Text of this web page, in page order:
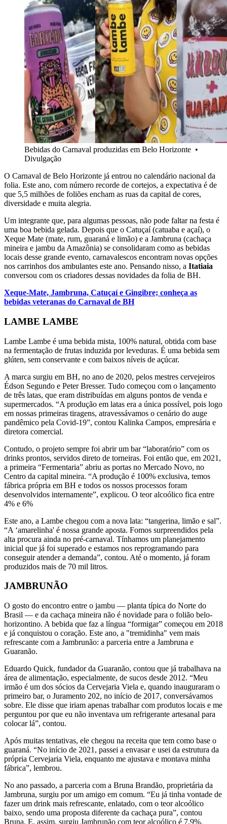
Bebidas do Carnaval produzidas em Belo Horizonte •
Divulgação
O Carnaval de Belo Horizonte já entrou no calendário nacional da
folia. Este ano, com número recorde de cortejos, a expectativa é de
que 5,5 milhões de foliões encham as ruas da capital de cores,
diversidade e muita alegria.
Um integrante que, para algumas pessoas, não pode faltar na festa é
uma boa bebida gelada. Depois que o Catuçaí (catuaba e açaí), o
Xeque Mate (mate, rum, guaraná e limão) e a Jambruna (cachaça
mineira e jambu da Amazônia) se consolidaram como as bebidas
locais desse grande evento, carnavalescos encontram novas opções
nos carrinhos dos ambulantes este ano. Pensando nisso, a Itatiaia
conversou com os criadores dessas novidades da folia de BH.
Xeque-Mate, Jambruna, Catuçaí e Gingibre; conheça as
bebidas veteranas do Carnaval de BH
LAMBE LAMBE
Lambe Lambe é uma bebida mista, 100% natural, obtida com base
na fermentação de frutas induzida por leveduras. É uma bebida sem
glúten, sem conservante e com baixos níveis de açúcar.
A marca surgiu em BH, no ano de 2020, pelos mestres cervejeiros
Édson Segundo e Peter Bresser. Tudo começou com o lançamento
de três latas, que eram distribuídas em alguns pontos de venda e
supermercados. “A produção em latas era a única possível, pois logo
em nossas primeiras tiragens, atravessávamos o cenário do auge
pandêmico pela Covid-19”, contou Kalinka Campos, empresária e
diretora comercial.
Contudo, o projeto sempre foi abrir um bar “laboratório” com os
drinks prontos, servidos direto de torneiras. Foi então que, em 2021,
a primeira “Fermentaria” abriu as portas no Mercado Novo, no
Centro da capital mineira. “A produção é 100% exclusiva, temos
fábrica própria em BH e todos os nossos processos foram
desenvolvidos internamente”, explicou. O teor alcoólico fica entre
4% e 6%
Este ano, a Lambe chegou com a nova lata: “tangerina, limão e sal”.
“A ‘amarelinha' é nossa grande aposta. Fomos surpreendidos pela
alta procura ainda no pré-carnaval. Tínhamos um planejamento
inicial que já foi superado e estamos nos reprogramando para
conseguir atender a demanda”, contou. Até o momento, já foram
produzidos mais de 70 mil litros.
JAMBRUNÃO
O gosto do encontro entre o jambu — planta típica do Norte do
Brasil — e da cachaça mineira não é novidade para o folião belo-
horizontino. A bebida que faz a língua “formigar” começou em 2018
e já conquistou o coração. Este ano, a "tremidinha" vem mais
refrescante com a Jambrunão: a parceria entre a Jambruna e
Guaranão.
Eduardo Quick, fundador da Guaranão, contou que já trabalhava na
área de alimentação, especialmente, de sucos desde 2012. “Meu
irmão é um dos sócios da Cervejaria Viela e, quando inauguraram o
primeiro bar, o Juramento 202, no início de 2017, conversávamos
sobre. Ele disse que iriam apenas trabalhar com produtos locais e me
perguntou por que eu não inventava um refrigerante artesanal para
colocar lá”, contou.
Após muitas tentativas, ele chegou na receita que tem como base o
guaraná. “No início de 2021, passei a envasar e usei da estrutura da
própria Cervejaria Viela, enquanto me ajustava e montava minha
fábrica”, lembrou.
No ano passado, a parceria com a Bruna Brandão, proprietária da
Jambruna, surgiu por um amigo em comum. “Eu já tinha vontade de
fazer um drink mais refrescante, enlatado, com o teor alcoólico
baixo, sendo uma proposta diferente da cachaça pura”, contou
Bruna. E, assim, surgiu Jambrunão com teor alcoólico é 7,9%.